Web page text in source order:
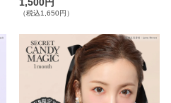
1,500円
（税込1,650円）